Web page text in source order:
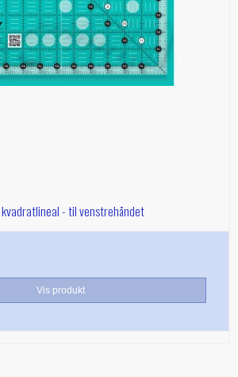
- til venstrehåndet
Vis produkt